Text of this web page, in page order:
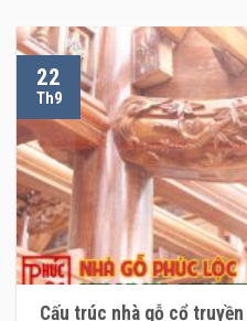
Cấu trúc nhà gỗ cổ
22
Th9